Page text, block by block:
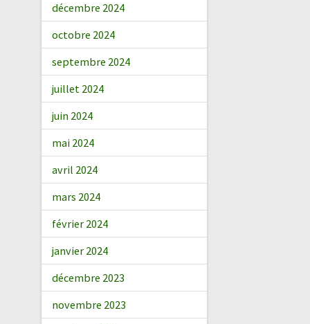
décembre 2024
octobre 2024
septembre 2024
juillet 2024
juin 2024
mai 2024
avril 2024
mars 2024
février 2024
janvier 2024
décembre 2023
novembre 2023